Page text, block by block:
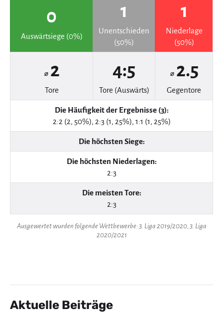
0
Auswärtsiege (0%)
1
Unentschieden
(50%)
1
Niederlage
(50%)
⌀ 2
Tore
4:5
Tore (Auswärts)
⌀ 2.5
Gegentore
Die Häufigkeit der Ergebnisse (3):
2:2 (2, 50%), 2:3 (1, 25%), 1:1 (1, 25%)
Die höchsten Siege:
Die höchsten Niederlagen:
2:3
Die meisten Tore:
2:3
Ausgewertet wurden folgende Wettbewerbe: 3. Liga 2019/2020, 3. Liga
2020/2021
Aktuelle Beiträge